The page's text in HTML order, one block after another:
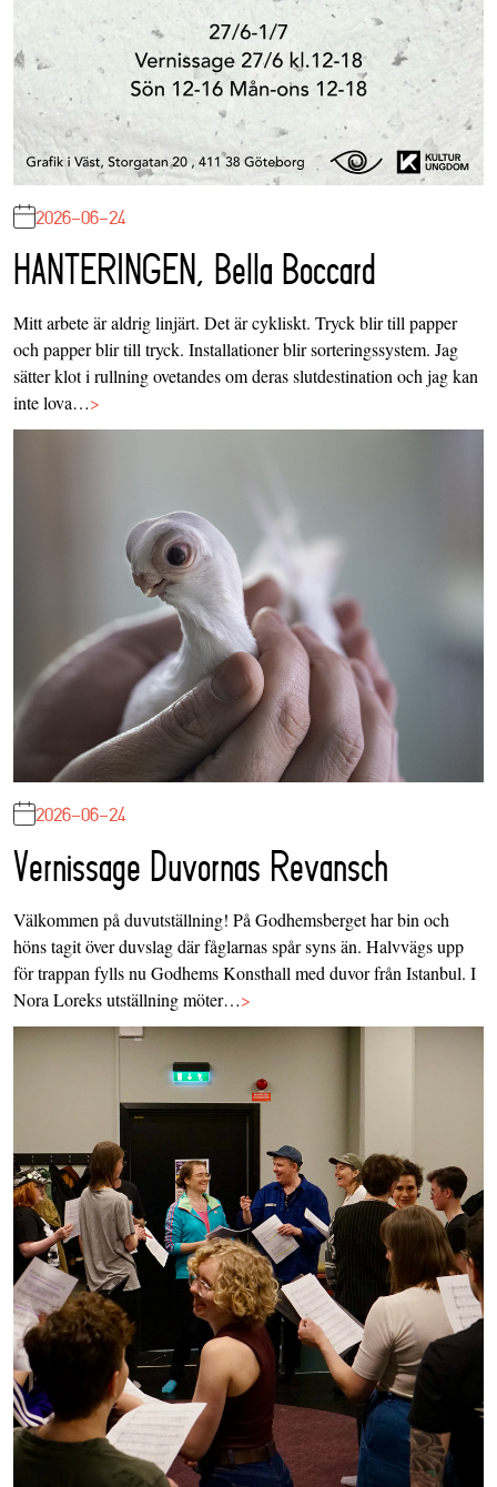
2026-06-24
HANTERINGEN, Bella Boccard
Mitt arbete är aldrig linjärt. Det är cykliskt. Tryck blir till papper
och papper blir till tryck. Installationer blir sorteringssystem. Jag
sätter klot i rullning ovetandes om deras slutdestination och jag kan
inte lova…>
2026-06-24
Vernissage Duvornas Revansch
Välkommen på duvutställning! På Godhemsberget har bin och
höns tagit över duvslag där fåglarnas spår syns än. Halvvägs upp
för trappan fylls nu Godhems Konsthall med duvor från Istanbul. I
Nora Loreks utställning möter…>